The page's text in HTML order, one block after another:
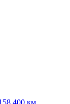
400 км,